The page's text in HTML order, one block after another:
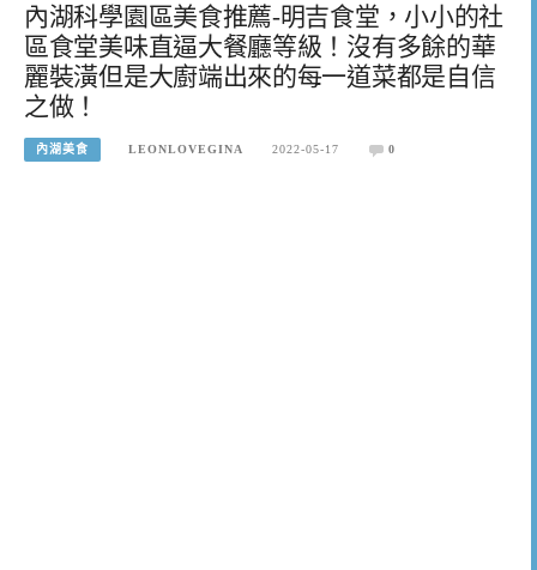
內湖科學園區美食推薦-明吉食堂，小小的社
區食堂美味直逼大餐廳等級！沒有多餘的華
麗裝潢但是大廚端出來的每一道菜都是自信
之做！
內湖美食 LEONLOVEGINA 2022-05-17 0